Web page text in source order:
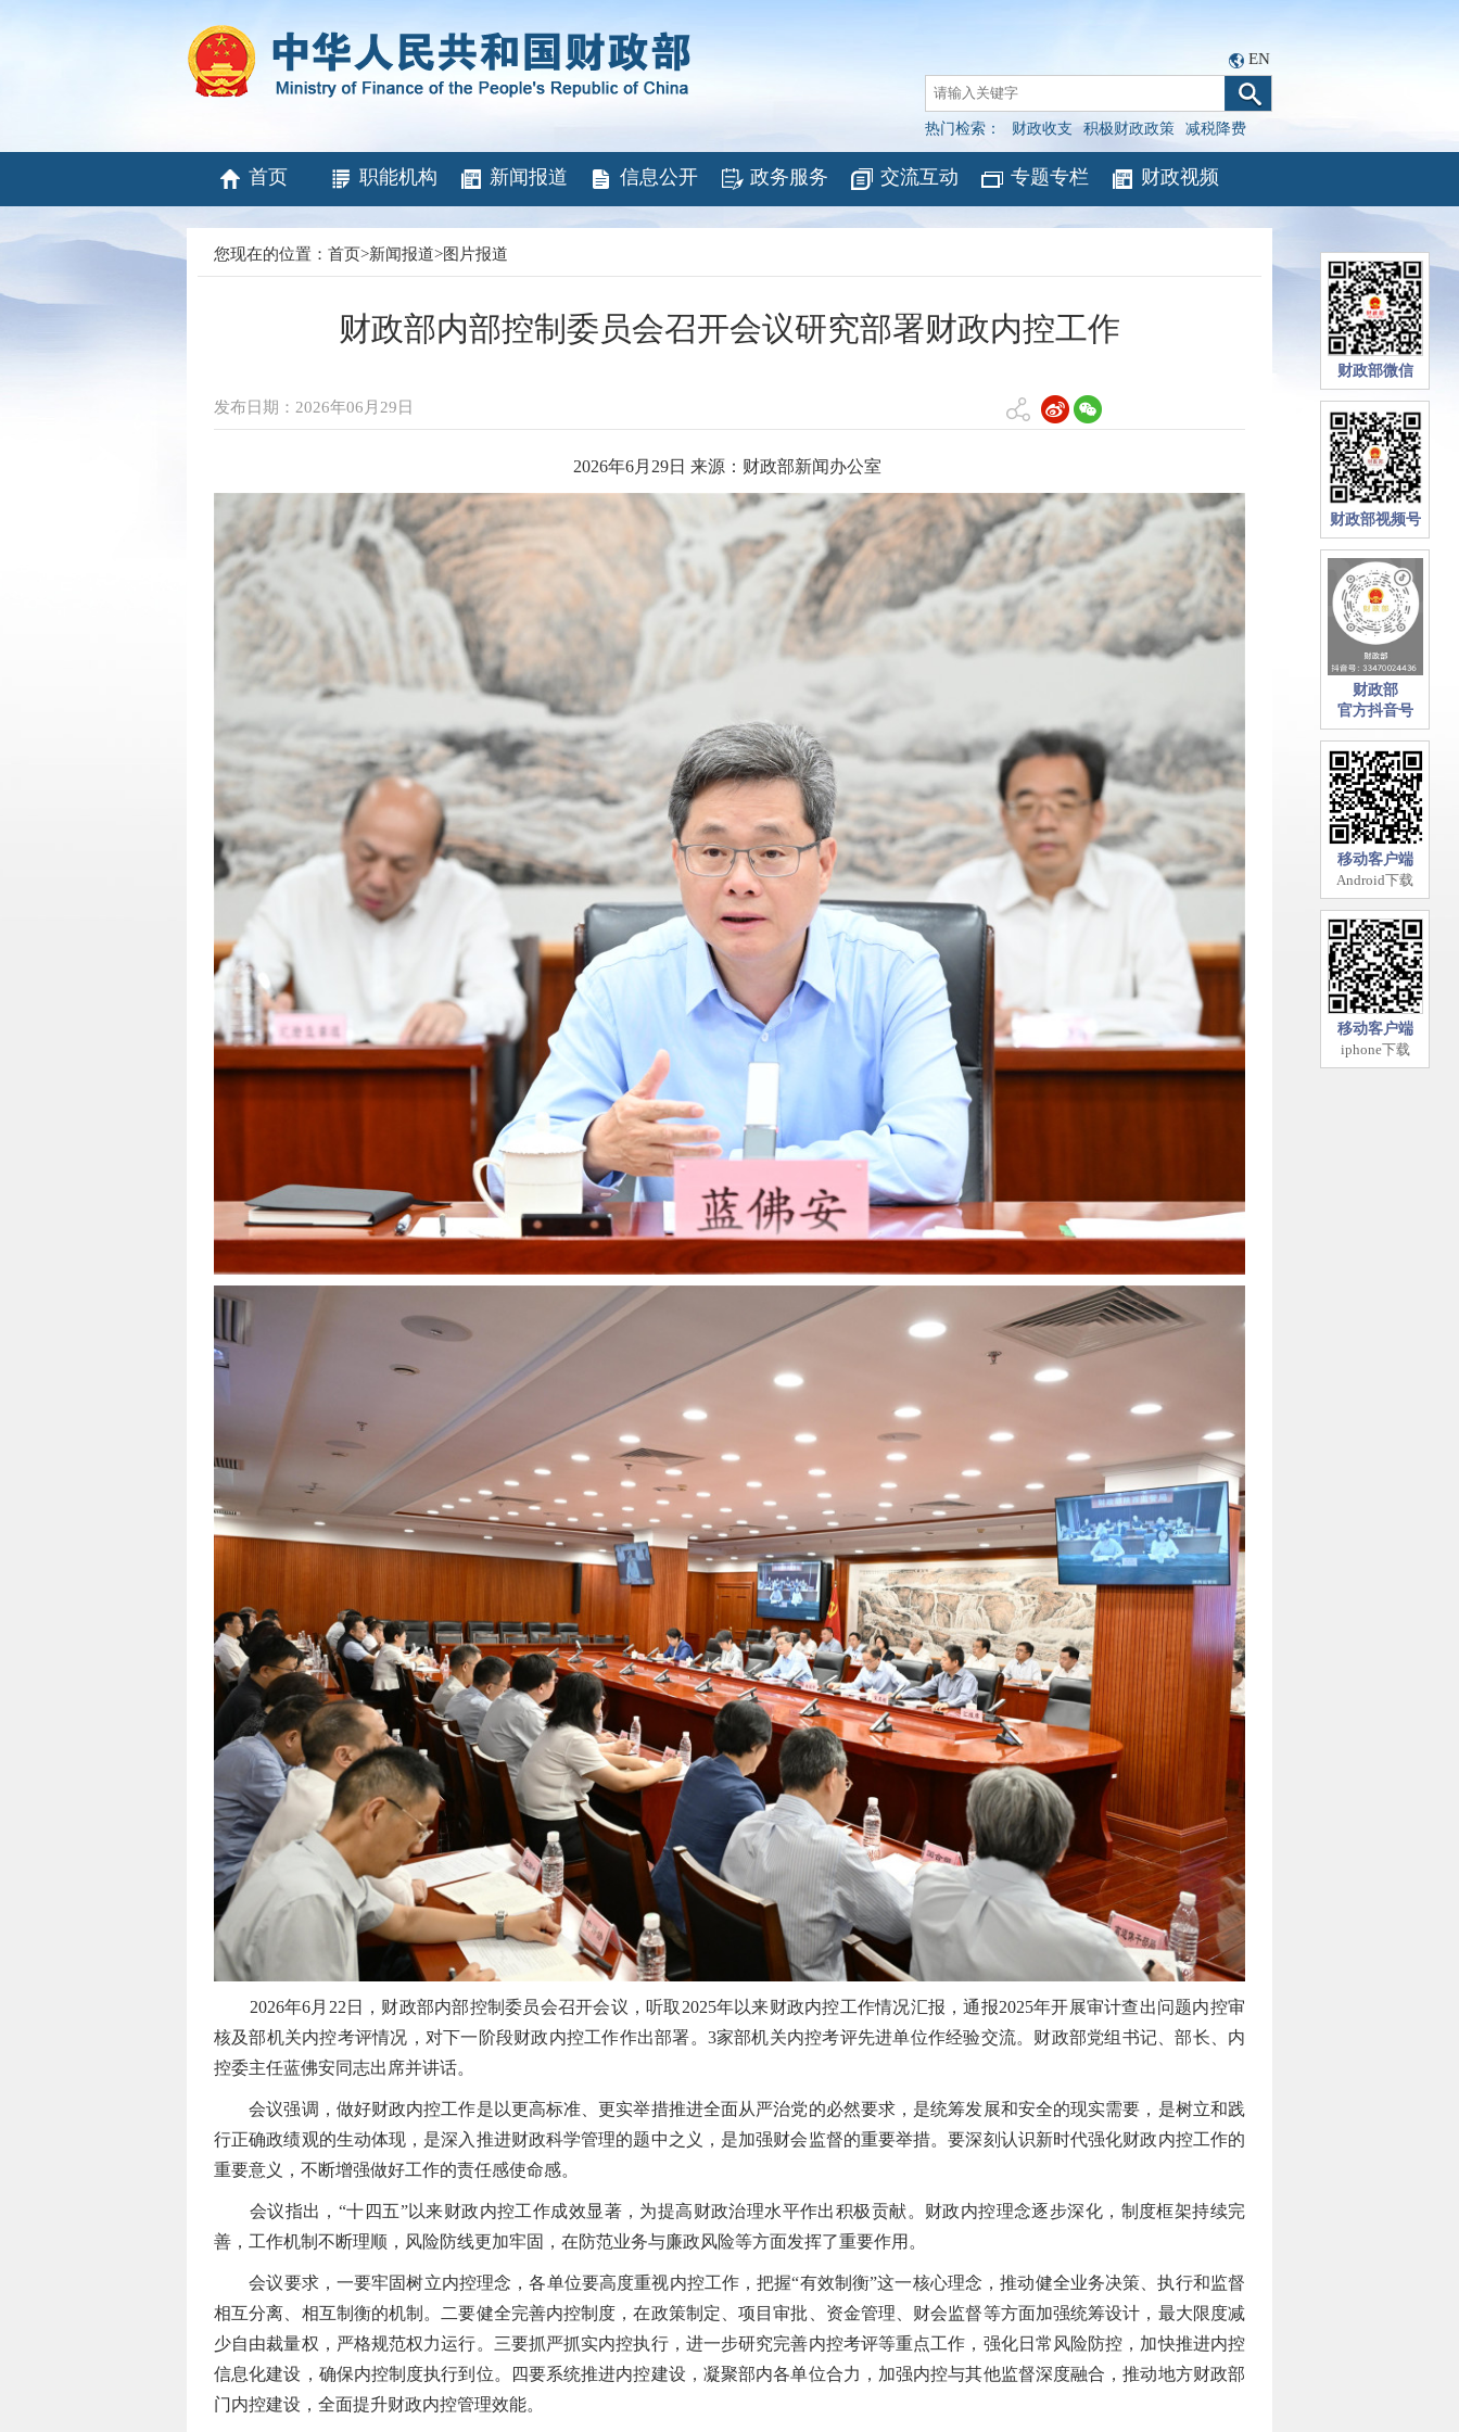
EN
热门检索： 财政收支 积极财政政策 减税降费
首页 职能机构 新闻报道 信息公开 政务服务 交流互动 专题专栏 财政视频
您现在的位置： 首页>新闻报道>图片报道
财政部内部控制委员会召开会议研究部署财政内控工作
发布日期：2026年06月29日
2026年6月29日 来源：财政部新闻办公室
2026年6月22日，财政部内部控制委员会召开会议，听取2025年以来财政内控工作情况汇报，通报2025年开展审计查出问题内控审
核及部机关内控考评情况，对下一阶段财政内控工作作出部署。3家部机关内控考评先进单位作经验交流。财政部党组书记、部长、内
控委主任蓝佛安同志出席并讲话。
会议强调，做好财政内控工作是以更高标准、更实举措推进全面从严治党的必然要求，是统筹发展和安全的现实需要，是树立和践
行正确政绩观的生动体现，是深入推进财政科学管理的题中之义，是加强财会监督的重要举措。要深刻认识新时代强化财政内控工作的
重要意义，不断增强做好工作的责任感使命感。
会议指出，“十四五”以来财政内控工作成效显著，为提高财政治理水平作出积极贡献。财政内控理念逐步深化，制度框架持续完
善，工作机制不断理顺，风险防线更加牢固，在防范业务与廉政风险等方面发挥了重要作用。
会议要求，一要牢固树立内控理念，各单位要高度重视内控工作，把握“有效制衡”这一核心理念，推动健全业务决策、执行和监督
相互分离、相互制衡的机制。二要健全完善内控制度，在政策制定、项目审批、资金管理、财会监督等方面加强统筹设计，最大限度减
少自由裁量权，严格规范权力运行。三要抓严抓实内控执行，进一步研究完善内控考评等重点工作，强化日常风险防控，加快推进内控
信息化建设，确保内控制度执行到位。四要系统推进内控建设，凝聚部内各单位合力，加强内控与其他监督深度融合，推动地方财政部
门内控建设，全面提升财政内控管理效能。
财政部微信
财政部视频号
财政部
官方抖音号
移动客户端
Android下载
移动客户端
iphone下载